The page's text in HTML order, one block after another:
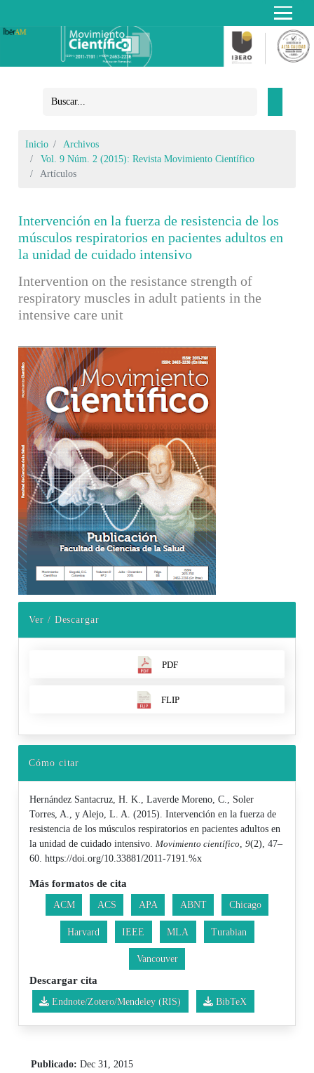
Inicio
Archivos
Vol. 9 Núm. 2 (2015): Revista Movimiento Científico
Artículos
Intervención en la fuerza de resistencia de los
músculos respiratorios en pacientes adultos en
la unidad de cuidado intensivo
Intervention on the resistance strength of
respiratory muscles in adult patients in the
intensive care unit
Barra lateral del artículo
Ver / Descargar
PDF
FLIP
Cómo citar
Hernández Santacruz, H. K., Laverde Moreno, C., Soler
Torres, A., y Alejo, L. A. (2015). Intervención en la fuerza de
resistencia de los músculos respiratorios en pacientes adultos en
la unidad de cuidado intensivo.Movimiento científico,9(2), 47–
60. https://doi.org/10.33881/2011-7191.%x
Más formatos de cita
ACM ACS APA ABNT Chicago
Harvard IEEE MLA Turabian
Vancouver
Descargar cita
Endnote/Zotero/Mendeley (RIS) BibTeX
Publicado: Dec 31, 2015